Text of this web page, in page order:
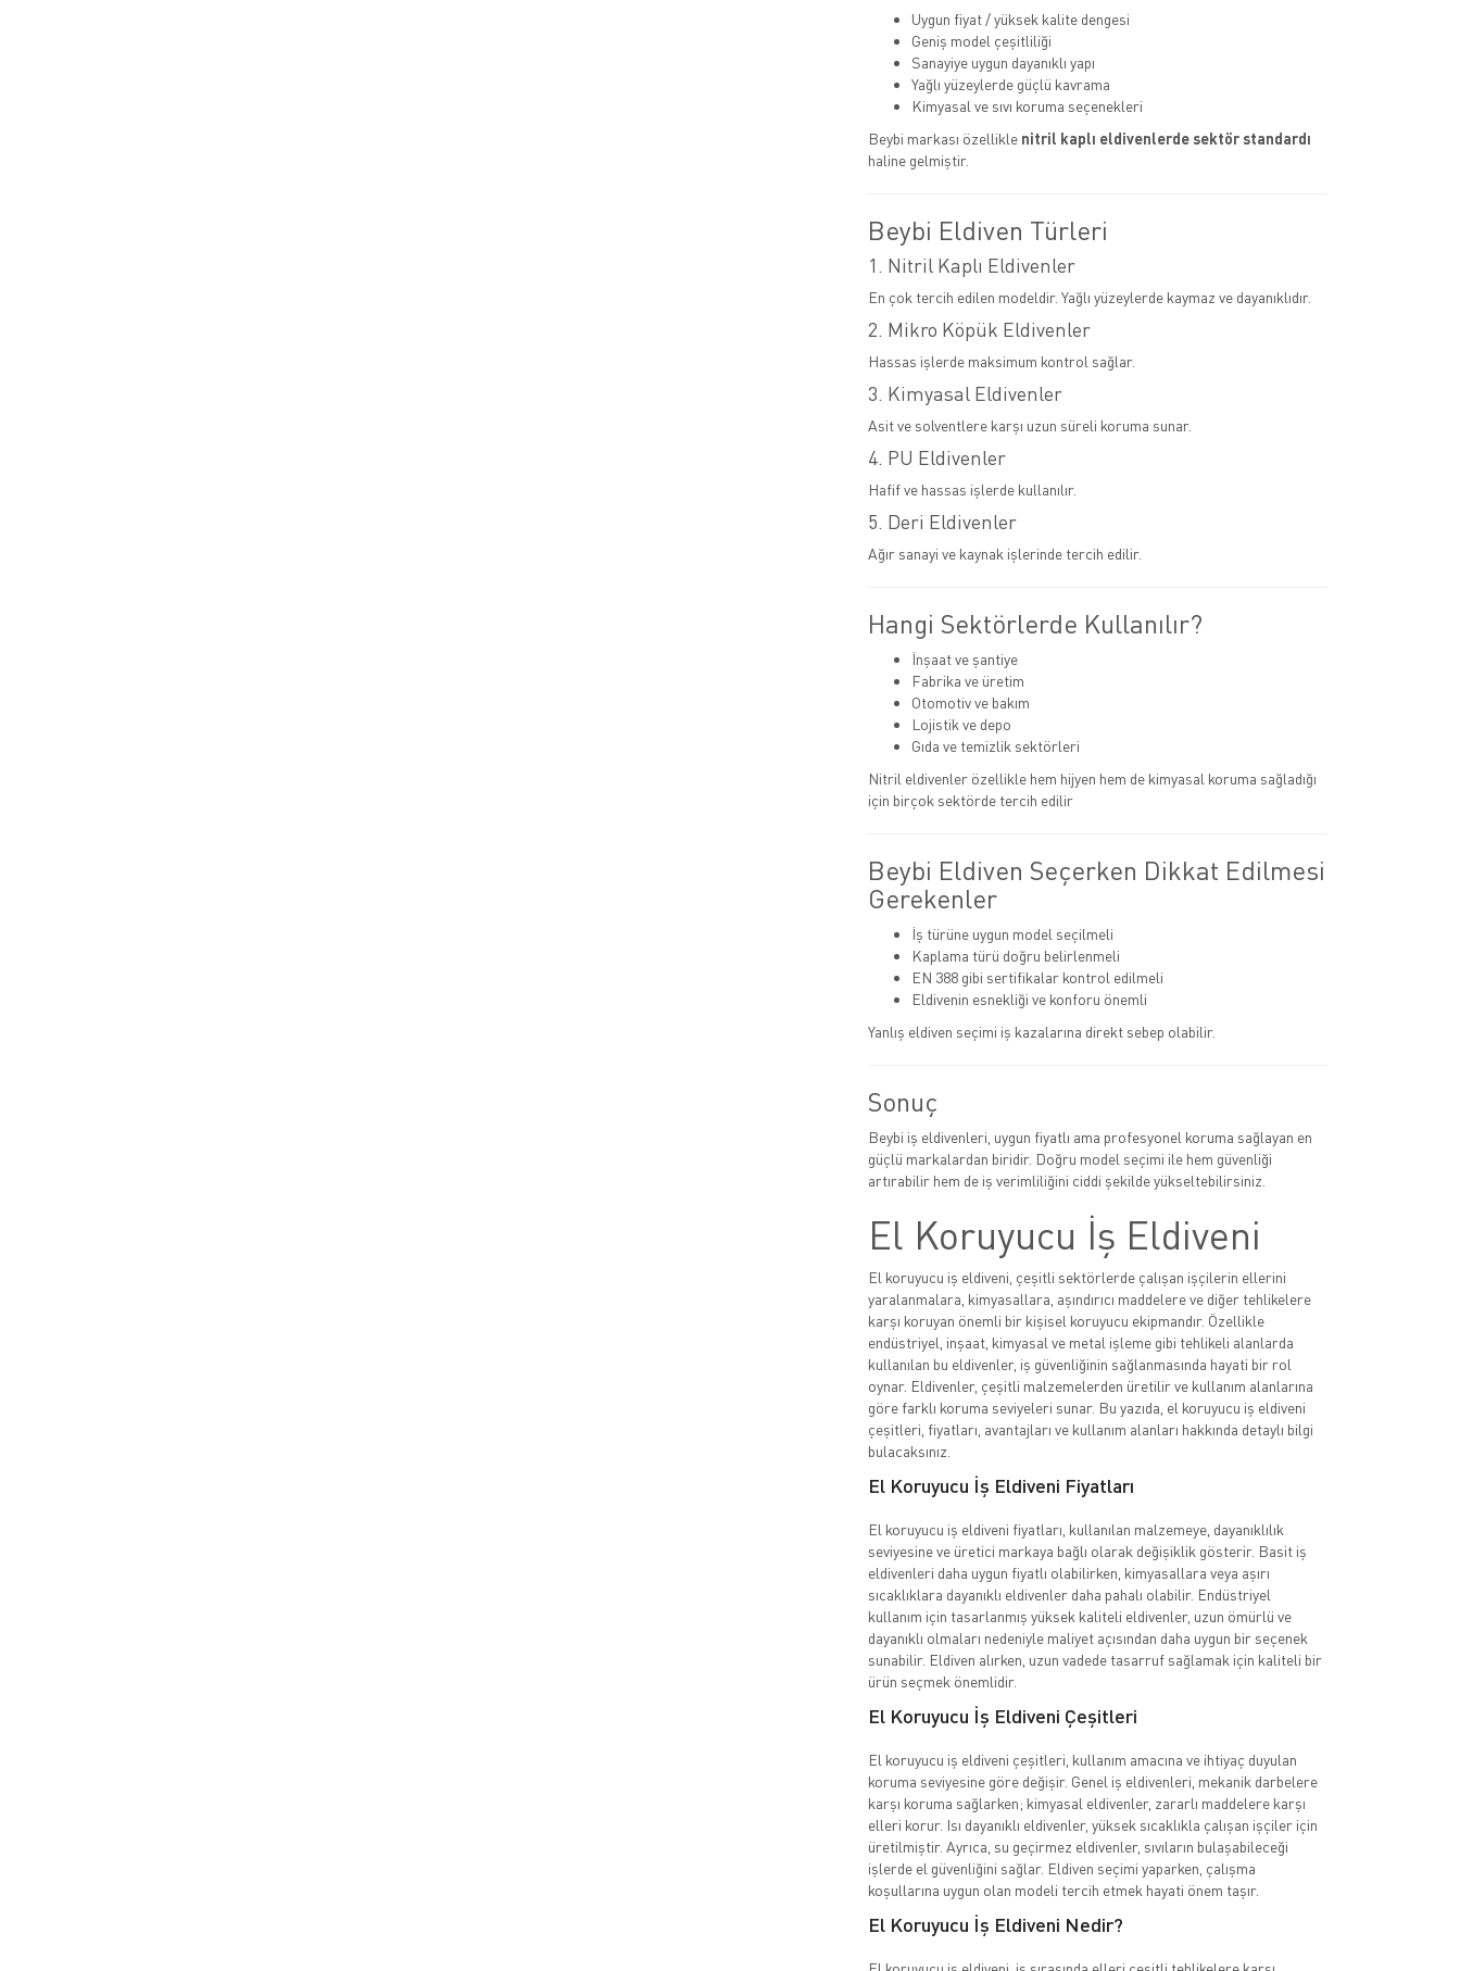
Uygun fiyat / yüksek kalite dengesi
Geniş model çeşitliliği
Sanayiye uygun dayanıklı yapı
Yağlı yüzeylerde güçlü kavrama
Kimyasal ve sıvı koruma seçenekleri
Beybi markası özellikle nitril kaplı eldivenlerde sektör standardı
haline gelmiştir.
Beybi Eldiven Türleri
1. Nitril Kaplı Eldivenler
En çok tercih edilen modeldir. Yağlı yüzeylerde kaymaz ve dayanıklıdır.
2. Mikro Köpük Eldivenler
Hassas işlerde maksimum kontrol sağlar.
3. Kimyasal Eldivenler
Asit ve solventlere karşı uzun süreli koruma sunar.
4. PU Eldivenler
Hafif ve hassas işlerde kullanılır.
5. Deri Eldivenler
Ağır sanayi ve kaynak işlerinde tercih edilir.
Hangi Sektörlerde Kullanılır?
İnşaat ve şantiye
Fabrika ve üretim
Otomotiv ve bakım
Lojistik ve depo
Gıda ve temizlik sektörleri
Nitril eldivenler özellikle hem hijyen hem de kimyasal koruma sağladığı
için birçok sektörde tercih edilir
Beybi Eldiven Seçerken Dikkat Edilmesi
Gerekenler
İş türüne uygun model seçilmeli
Kaplama türü doğru belirlenmeli
EN 388 gibi sertifikalar kontrol edilmeli
Eldivenin esnekliği ve konforu önemli
Yanlış eldiven seçimi iş kazalarına direkt sebep olabilir.
Sonuç
Beybi iş eldivenleri, uygun fiyatlı ama profesyonel koruma sağlayan en
güçlü markalardan biridir. Doğru model seçimi ile hem güvenliği
artırabilir hem de iş verimliliğini ciddi şekilde yükseltebilirsiniz.
El Koruyucu İş Eldiveni
El koruyucu iş eldiveni, çeşitli sektörlerde çalışan işçilerin ellerini
yaralanmalara, kimyasallara, aşındırıcı maddelere ve diğer tehlikelere
karşı koruyan önemli bir kişisel koruyucu ekipmandır. Özellikle
endüstriyel, inşaat, kimyasal ve metal işleme gibi tehlikeli alanlarda
kullanılan bu eldivenler, iş güvenliğinin sağlanmasında hayati bir rol
oynar. Eldivenler, çeşitli malzemelerden üretilir ve kullanım alanlarına
göre farklı koruma seviyeleri sunar. Bu yazıda, el koruyucu iş eldiveni
çeşitleri, fiyatları, avantajları ve kullanım alanları hakkında detaylı bilgi
bulacaksınız.
El Koruyucu İş Eldiveni Fiyatları
El koruyucu iş eldiveni fiyatları, kullanılan malzemeye, dayanıklılık
seviyesine ve üretici markaya bağlı olarak değişiklik gösterir. Basit iş
eldivenleri daha uygun fiyatlı olabilirken, kimyasallara veya aşırı
sıcaklıklara dayanıklı eldivenler daha pahalı olabilir. Endüstriyel
kullanım için tasarlanmış yüksek kaliteli eldivenler, uzun ömürlü ve
dayanıklı olmaları nedeniyle maliyet açısından daha uygun bir seçenek
sunabilir. Eldiven alırken, uzun vadede tasarruf sağlamak için kaliteli bir
ürün seçmek önemlidir.
El Koruyucu İş Eldiveni Çeşitleri
El koruyucu iş eldiveni çeşitleri, kullanım amacına ve ihtiyaç duyulan
koruma seviyesine göre değişir. Genel iş eldivenleri, mekanik darbelere
karşı koruma sağlarken; kimyasal eldivenler, zararlı maddelere karşı
elleri korur. Isı dayanıklı eldivenler, yüksek sıcaklıkla çalışan işçiler için
üretilmiştir. Ayrıca, su geçirmez eldivenler, sıvıların bulaşabileceği
işlerde el güvenliğini sağlar. Eldiven seçimi yaparken, çalışma
koşullarına uygun olan modeli tercih etmek hayati önem taşır.
El Koruyucu İş Eldiveni Nedir?